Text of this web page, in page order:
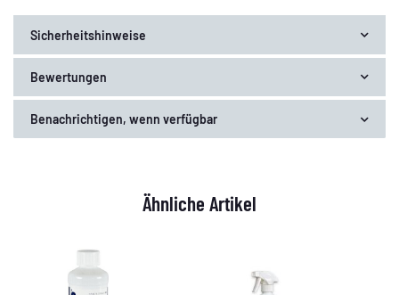
Sicherheitshinweise
Bewertungen
Benachrichtigen, wenn verfügbar
Ähnliche Artikel